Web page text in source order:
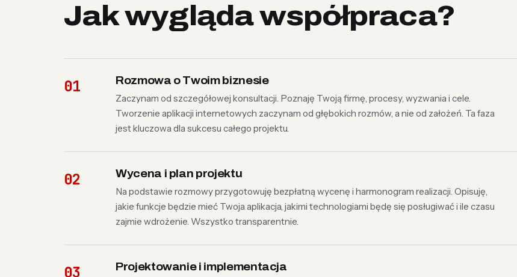
Jak wygląda współpraca?
Rozmowa o Twoim biznesie
Zaczynam od szczegółowej konsultacji. Poznaję Twoją firmę, procesy, wyzwania i cele.
Tworzenie aplikacji internetowych zaczynam od głębokich rozmów, a nie od założeń. Ta faza
jest kluczowa dla sukcesu całego projektu.
Wycena i plan projektu
Na podstawie rozmowy przygotowuję bezpłatną wycenę i harmonogram realizacji. Opisuję,
jakie funkcje będzie mieć Twoja aplikacja, jakimi technologiami będę się posługiwać i ile czasu
zajmie wdrożenie. Wszystko transparentnie.
Projektowanie i implementacja